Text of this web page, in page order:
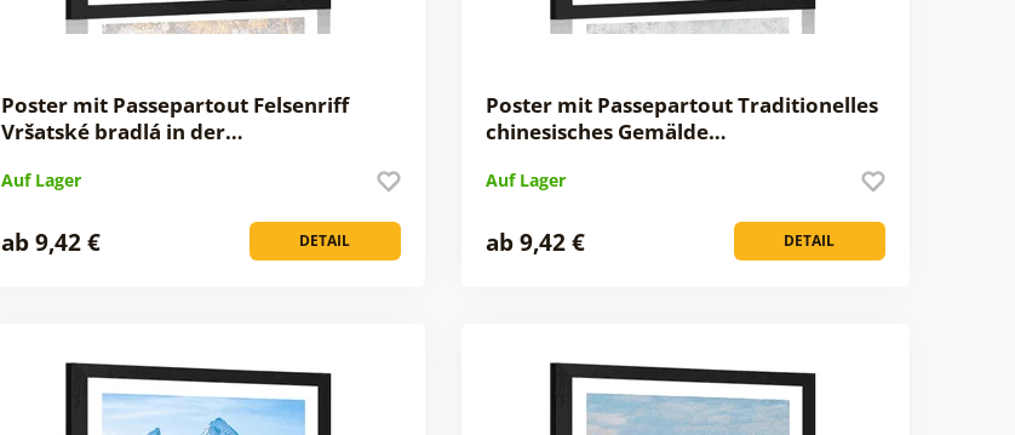
Poster mit Passepartout Felsenriff
Vršatské bradlá in der…
Auf Lager
DETAIL
ab 9,42 €
Poster mit Passepartout Traditionelles
chinesisches Gemälde…
Auf Lager
DETAIL
ab 9,42 €